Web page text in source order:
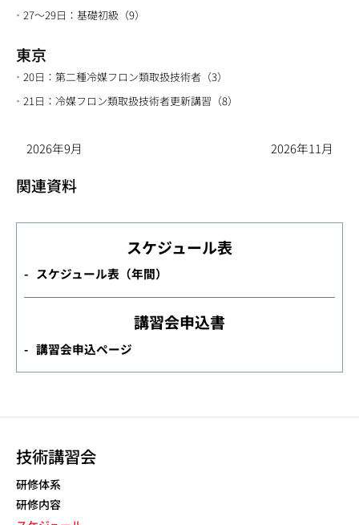
27～29日：基礎初級（9）
東京
20日：第二種冷媒フロン類取扱技術者（3）
21日：冷媒フロン類取扱技術者更新講習（8）
2026年9月 2026年11月
関連資料
スケジュール表
スケジュール表（年間）
講習会申込書
講習会申込ページ
技術講習会
研修体系
研修内容